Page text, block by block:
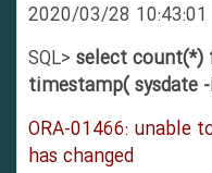
2020/03/28
SQL>select
timestamp(
ORA-01466:
has changed